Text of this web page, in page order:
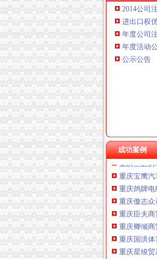
本站导航
2014公司
进出口权
年度公司
年度活动
公示公告
成功案例
重庆鸽牌电
重庆傲志众
重庆臣夫商
重庆奕欣
重庆信同广
重庆三虹
重庆宝鹰汽
重庆鸽牌电
重庆傲志众
重庆臣夫商
重庆卿倾商
重庆国洪体
重庆星竣贸
重庆海谛升